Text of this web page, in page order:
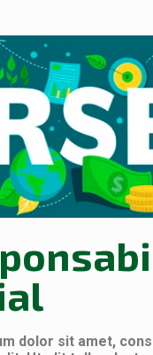
dolor sit amet,